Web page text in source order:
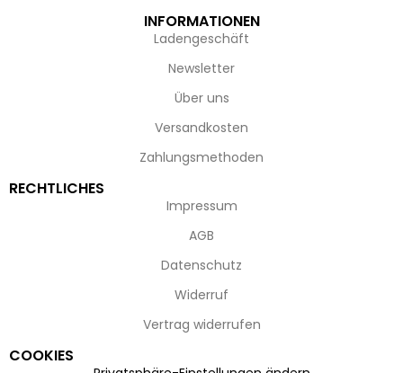
INFORMATIONEN
Ladengeschäft
Newsletter
Über uns
Versandkosten
Zahlungsmethoden
RECHTLICHES
Impressum
AGB
Datenschutz
Widerruf
Vertrag widerrufen
COOKIES